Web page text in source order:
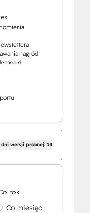
nagród
dni wersji próbnej: 14
rok
Co miesiąc